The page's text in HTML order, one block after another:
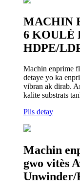
MACHIN
6 KOULÈ
HDPE/
Machin enprime
detaye yo ka
vibran ak dirab.
kalite substrats
Plis detay
Machin
gwo vitès
Unwinder/